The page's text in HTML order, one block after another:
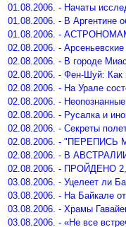
01.08.2006. - Начаты
01.08.2006. - В Аргентине
01.08.2006. -
02.08.2006. -
02.08.2006. - В городе
02.08.2006. - Фен-Шуй: Как
02.08.2006. - На Урале
02.08.2006. -
02.08.2006. - Русалка и
02.08.2006. - Секреты
02.08.2006. -
02.08.2006. - В
02.08.2006. - ПРОЙДЕНО
03.08.2006. - Уцелеет ли
03.08.2006. - На Байкале
03.08.2006. - Храмы
03.08.2006. - «Не все